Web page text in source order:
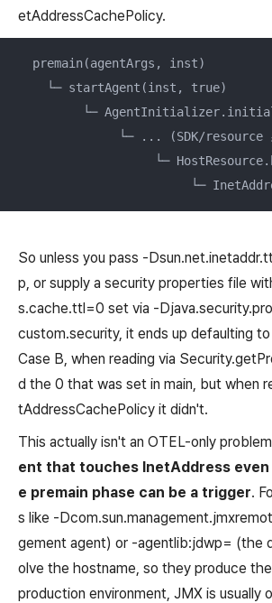
etAddressCachePolicy.
  premain(agentArgs, inst)
    └─ startAgent(inst, true)
└─
└─ ... (SDK/resource
└─
└─
So unless you pass -
p, or supply a security properties file
s.cache.ttl=0 set via -
custom.security, it ends up defaulting
Case B, when reading via
d the 0 that was set in main, but when
tAddressCachePolicy it didn't.
This actually isn't an OTEL-only
ent that touches InetAddress
e premain phase can be a trigger.
s like -
gement agent) or -agentlib:jdwp= (the
olve the hostname, so they produce
production environment, JMX is usually